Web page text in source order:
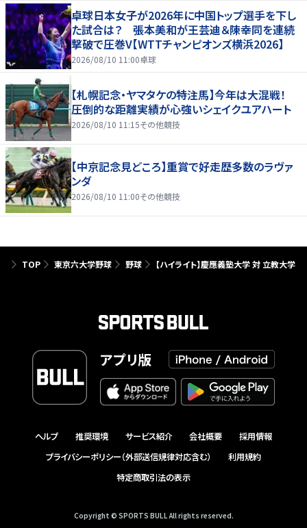
卓球日本女子が2026年に中国トップ選手を下し
た試合は？ 張本美和が王芸迪＆陳幸同を連続
撃破で圧巻V【WTTチャンピオンズ横浜2026】
2026/08/10 11:00卓球
【札幌記念・ヤマタケの特注馬】今年は大混戦！
圧倒的な距離実績が心強いシェイクユアハート
2026/08/10 11:15その他競技
【中京記念見どころ】重賞で好走歴多数のラヴァ
ンダ
2026/08/10 11:00その他競技
TOP 東京六大学野球 野球 【ハイライト】慶應義塾大学 対 立教大学
アプリ版
ヘルプ 推奨環境 サービス紹介 会社概要
採用情報
プライバシーポリシー（外部送信規律対応含む）
利用規約
特定商取引法の表示
Copyright © SPORTS BULL All rights reserved.